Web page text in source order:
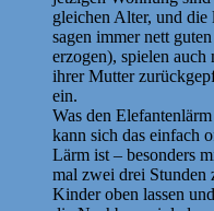
gleichen Alter, und
sagen immer nett
erzogen), spielen auch
ihrer Mutter
ein.
Was den
kann sich das einfach
Lärm ist – besonders
mal zwei drei Stunden
Kinder oben lassen